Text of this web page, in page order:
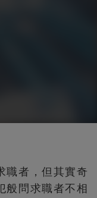
職者，但其實奇
般問求職者不相